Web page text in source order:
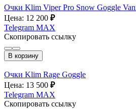
Очки Klim Viper Pro Snow Goggle
Цена: 12 200 ₽
Telegram MAX
Скопировать ссылку
В корзину
Очки Klim Rage Goggle
Цена: 13 500 ₽
Telegram MAX
Скопировать ссылку